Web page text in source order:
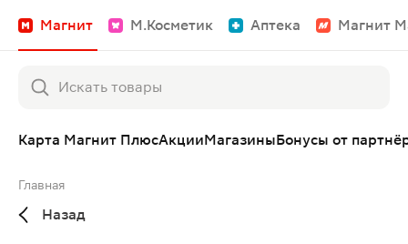
Магнит М.Косметик Аптека Магнит
Карта Магнит ПлюсАкцииМагазиныБонусы от
Главная
Назад